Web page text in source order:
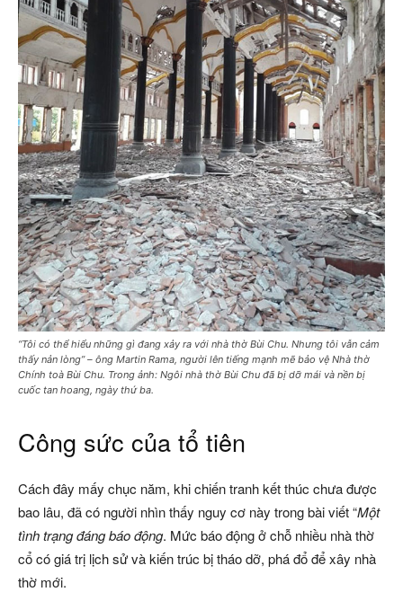
“Tôi có thể hiểu những gì đang xảy ra với nhà thờ Bùi Chu. Nhưng tôi vẫn cảm
thấy nản lòng” – ông Martin Rama, người lên tiếng mạnh mẽ bảo vệ Nhà thờ
Chính toà Bùi Chu. Trong ảnh: Ngôi nhà thờ Bùi Chu đã bị dỡ mái và nền bị
cuốc tan hoang, ngày thứ ba.
Công sức của tổ tiên
Cách đây mấy chục năm, khi chiến tranh kết thúc chưa được
bao lâu, đã có người nhìn thấy nguy cơ này trong bài viết “Một
tình trạng đáng báo động. Mức báo động ở chỗ nhiều nhà thờ
cổ có giá trị lịch sử và kiến trúc bị tháo dỡ, phá đổ để xây nhà
thờ mới.